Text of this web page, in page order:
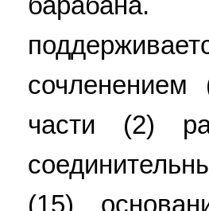
части (2)
(15)